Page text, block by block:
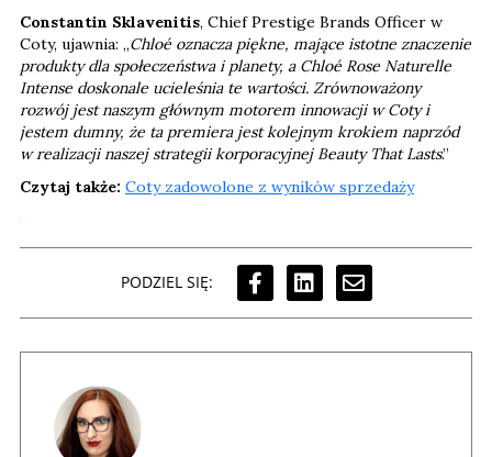
Constantin Sklavenitis, Chief Prestige Brands Officer w
Coty, ujawnia: „Chloé oznacza piękne, mające istotne znaczenie
produkty dla społeczeństwa i planety, a Chloé Rose Naturelle
Intense doskonale ucieleśnia te wartości. Zrównoważony
rozwój jest naszym głównym motorem innowacji w Coty i
jestem dumny, że ta premiera jest kolejnym krokiem naprzód
w realizacji naszej strategii korporacyjnej Beauty That Lasts.”
Czytaj także: Coty zadowolone z wyników sprzedaży
PODZIEL SIĘ: